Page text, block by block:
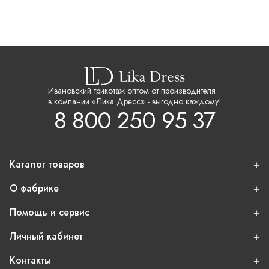
Ивановский трикотаж оптом от производителя
в компании «Лика Дресс» - выгодно каждому!
8 800 250 95 37
Каталог товаров
О фабрике
Помощь и сервис
Личный кабинет
Контакты